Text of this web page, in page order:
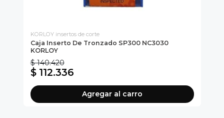
KORLOY insertos de corte
Caja Inserto De Tronzado SP300 NC3030
KORLOY
$ 140.420
$ 112.336
Agregar al carro